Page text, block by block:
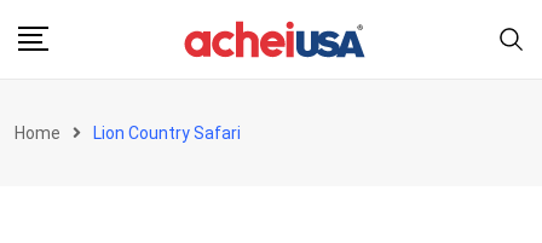
Home Lion Country Safari